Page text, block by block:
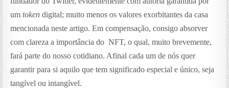
umtokendigital; muito menos os valores exorbitantes da casa
mencionada neste artigo. Em compensação, consigo absorver
com clareza a importância do NFT, o qual, muito brevemente,
fará parte do nosso cotidiano. Afinal cada um de nós quer
garantir para si aquilo que tem significado especial e único, seja
tangível ou intangível.